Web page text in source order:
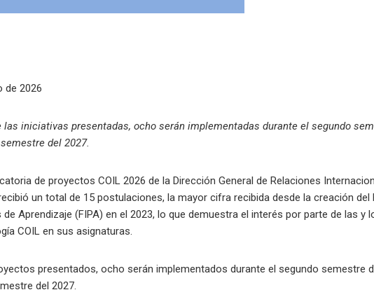
de 2026
las iniciativas presentadas, ocho serán implementadas durante el segundo
del 2027.
de proyectos COIL 2026 de la Dirección General de Relaciones
un total de 15 postulaciones, la mayor cifra recibida desde la creación
Aprendizaje (FIPA) en el 2023, lo que demuestra el interés por parte de las
COIL en sus asignaturas.
presentados, ocho serán implementados durante el segundo semestre
del 2027.